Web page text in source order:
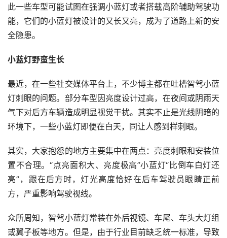
此一些车型可能试图在强调小蓝灯或者搭载高阶辅助驾驶功
能，它们的小蓝灯被设计的又长又亮，成为了道路上新的安
小蓝灯野蛮生长
最近，在一些社交媒体平台上，不少博主都在吐槽智驾小蓝
灯刺眼的问题。部分车型因亮度设计过高，在夜间或阴雨天
气下对后方车辆造成明显视觉干扰。其实不止是光线阴暗的
环境下，一些小蓝灯即便在白天，同让人感到样刺眼。
其实，大家抱怨的地方主要集中在两点：亮度刺眼和安装位
置不合理。“点亮面积大、亮度极高”小蓝灯“比倒车白灯还
亮”，跟在后方时，灯光高度恰好在后车驾驶员眼睛正前
方，严重影响驾驶视线。
众所周知，智驾小蓝灯常装在外后视镜、车尾、车头大灯组
或翼子板等地方。但是，由于行业目前缺乏统一标准，导致